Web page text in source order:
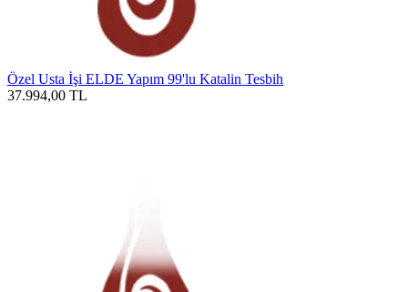
Özel Usta İşi ELDE Yapım 99'lu Katalin Tesbih
37.994,00 TL